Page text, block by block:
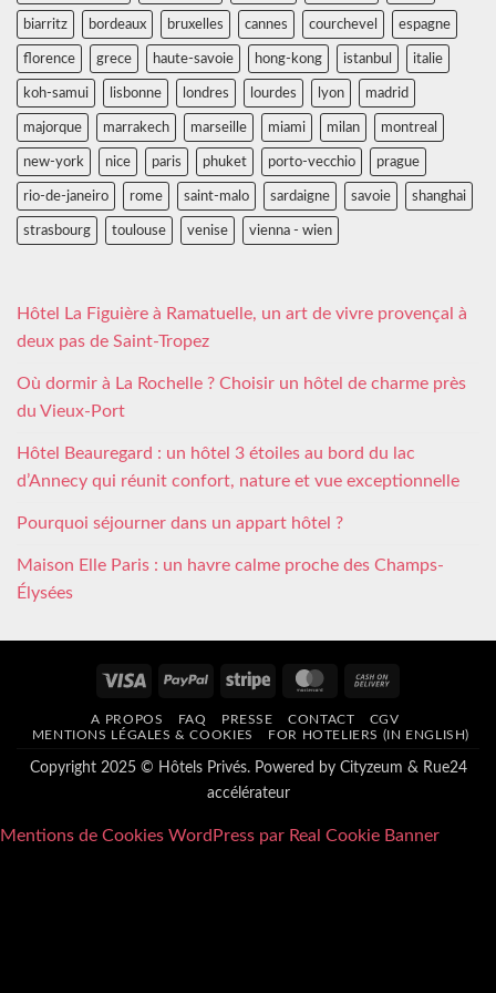
biarritz bordeaux bruxelles cannes courchevel espagne
florence grece haute-savoie hong-kong istanbul italie
koh-samui lisbonne londres lourdes lyon madrid
majorque marrakech marseille miami milan montreal
new-york nice paris phuket porto-vecchio prague
rio-de-janeiro rome saint-malo sardaigne savoie shanghai
strasbourg toulouse venise vienna - wien
Hôtel La Figuière à Ramatuelle, un art de vivre provençal à
deux pas de Saint-Tropez
Où dormir à La Rochelle ? Choisir un hôtel de charme près
du Vieux-Port
Hôtel Beauregard : un hôtel 3 étoiles au bord du lac
d’Annecy qui réunit confort, nature et vue exceptionnelle
Pourquoi séjourner dans un appart hôtel ?
Maison Elle Paris : un havre calme proche des Champs-
Élysées
Visa PayPal Stripe MasterCard
Delivery
A PROPOS FAQ PRESSE CONTACT
CGV
MENTIONS LÉGALES & COOKIES
FOR HOTELIERS (IN ENGLISH)
Copyright 2025 © Hôtels Privés. Powered by Cityzeum & Rue24
accélérateur
Mentions de Cookies WordPress par Real Cookie Banner